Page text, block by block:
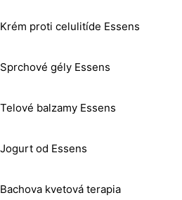
Krém proti celulitíde Essens
Sprchové gély Essens
Telové balzamy Essens
Jogurt od Essens
Bachova kvetová terapia